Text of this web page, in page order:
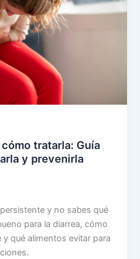
tratarla: Guía
y prevenirla
y no sabes qué
para la diarrea, cómo
qué alimentos evitar para